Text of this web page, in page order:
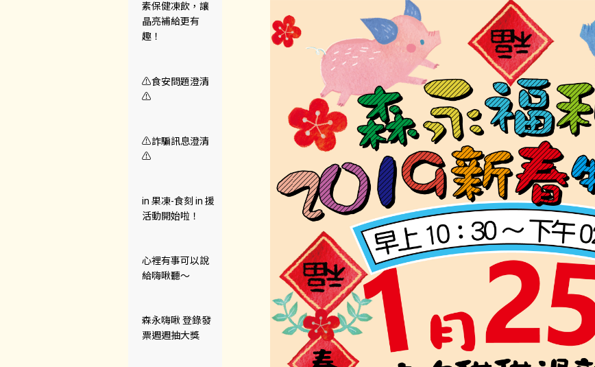
素保健凍飲，讓
晶亮補給更有
趣！
⚠️食安問題澄清
⚠️
⚠️詐騙訊息澄清
⚠️
in 果凍-食刻 in 援
活動開始啦！
心裡有事可以說
給嗨啾聽～
森永嗨啾 登錄發
票週週抽大獎